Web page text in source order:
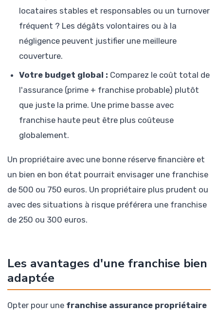
locataires stables et responsables ou un turnover
fréquent ? Les dégâts volontaires ou à la
négligence peuvent justifier une meilleure
couverture.
Votre budget global : Comparez le coût total de
l'assurance (prime + franchise probable) plutôt
que juste la prime. Une prime basse avec
franchise haute peut être plus coûteuse
globalement.
Un propriétaire avec une bonne réserve financière et
un bien en bon état pourrait envisager une franchise
de 500 ou 750 euros. Un propriétaire plus prudent ou
avec des situations à risque préférera une franchise
de 250 ou 300 euros.
Les avantages d'une franchise bien
adaptée
Opter pour une franchise assurance propriétaire